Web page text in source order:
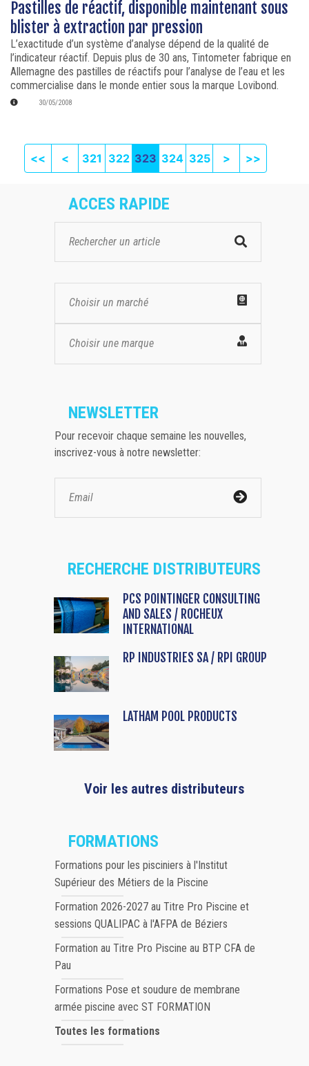
Pastilles de réactif, disponible maintenant sous
blister à extraction par pression
L’exactitude d’un système d’analyse dépend de la qualité de
l’indicateur réactif. Depuis plus de 30 ans, Tintometer fabrique en
Allemagne des pastilles de réactifs pour l’analyse de l’eau et les
commercialise dans le monde entier sous la marque Lovibond.
30/05/2008
<< First page
<Previous
321 322 323 324 325 >Next
>>
ACCES RAPIDE
Choisir un marché
Choisir une marque
NEWSLETTER
Pour recevoir chaque semaine les nouvelles,
inscrivez-vous à notre newsletter:
RECHERCHE DISTRIBUTEURS
PCS POINTINGER CONSULTING
AND SALES / ROCHEUX
INTERNATIONAL
RP INDUSTRIES SA / RPI GROUP
LATHAM POOL PRODUCTS
Voir les autres distributeurs
FORMATIONS
Formations pour les pisciniers à l'Institut
Supérieur des Métiers de la Piscine
Formation 2026-2027 au Titre Pro Piscine et
sessions QUALIPAC à l'AFPA de Béziers
Formation au Titre Pro Piscine au BTP CFA de
Pau
Formations Pose et soudure de membrane
armée piscine avec ST FORMATION
Toutes les formations